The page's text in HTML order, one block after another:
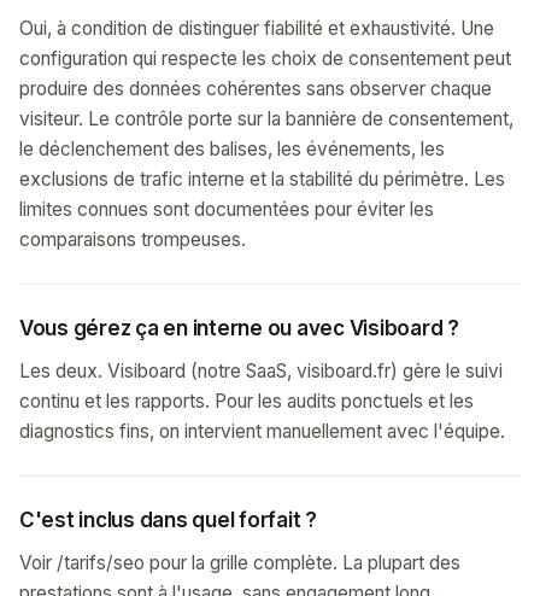
Oui, à condition de distinguer fiabilité et exhaustivité. Une
configuration qui respecte les choix de consentement peut
produire des données cohérentes sans observer chaque
visiteur. Le contrôle porte sur la bannière de consentement,
le déclenchement des balises, les événements, les
exclusions de trafic interne et la stabilité du périmètre. Les
limites connues sont documentées pour éviter les
comparaisons trompeuses.
Vous gérez ça en interne ou avec Visiboard ?
Les deux. Visiboard (notre SaaS, visiboard.fr) gère le suivi
continu et les rapports. Pour les audits ponctuels et les
diagnostics fins, on intervient manuellement avec l'équipe.
C'est inclus dans quel forfait ?
Voir /tarifs/seo pour la grille complète. La plupart des